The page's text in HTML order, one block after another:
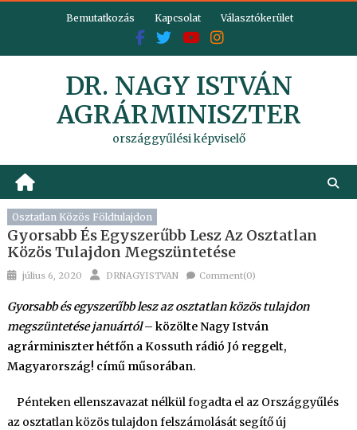
Bemutatkozás Kapcsolat Választókerület
DR. NAGY ISTVÁN
AGRÁRMINISZTER
országgyűlési képviselő
Osztatlan Közös Földtulajdon
Gyorsabb És Egyszerűbb Lesz Az Osztatlan
Közös Tulajdon Megszüntetése
Posted
július 6, 2020 Author
DRNAGYISTVAN Comment(0)
Gyorsabb és egyszerűbb lesz az osztatlan közös tulajdon
megszüntetése januártól– közölte Nagy István
agrárminiszter hétfőn a Kossuth rádió Jó reggelt,
Magyarország! című műsorában.
Pénteken ellenszavazat nélkül fogadta el az Országgyűlés
az osztatlan közös tulajdon felszámolását segítő új